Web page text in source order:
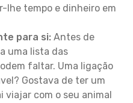
lhe tempo e dinheiro em
para si: Antes de
uma lista das
faltar. Uma ligação
Gostava de ter um
viajar com o seu animal